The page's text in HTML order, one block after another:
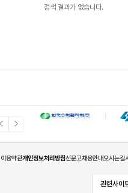
검색 결과가 없습니다.
이
너
다
너
이용약관개인정보처리방침신문고채용안내오시는길
관련사이
열